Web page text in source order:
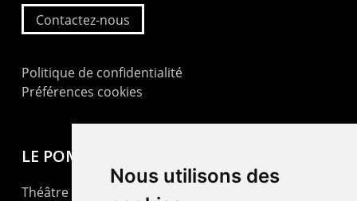
Nous utilisons des
Contactez-nous
Politique de confidentialité
Préférences cookies
LE POMMIER
Théâtre – Centre Culturel Neuchâtelois